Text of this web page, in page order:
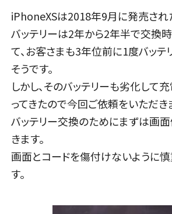
iPhoneXSは2018年9月に発売され
バッテリーは2年から2年半で交換
て、お客さまも3年位前に1度バッ
そうです。
しかし、そのバッテリーも劣化して
ってきたので今回ご依頼をいただき
バッテリー交換のためにまずは画
きます。
画面とコードを傷付けないように
す。